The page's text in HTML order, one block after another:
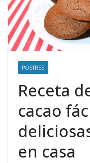
POSTRES
Receta
cacao
en casa